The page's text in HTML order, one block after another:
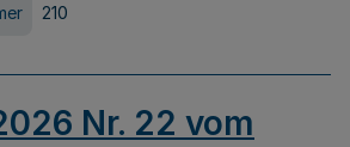
210
Nr. 22 vom